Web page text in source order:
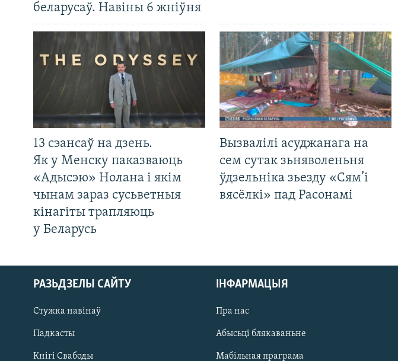
беларусаў. Навіны 6 жніўня
13 сэансаў на дзень.
Як у Менску паказваюць
«Адысэю» Нолана і якім
чынам зараз сусьветныя
кінагіты трапляюць
у Беларусь
Вызвалілі асуджанага на
сем сутак зьняволеньня
ўдзельніка зьезду «Сям’і
вясёлкі» пад Расонамі
РАЗЬДЗЕЛЫ САЙТУ
Стужка навінаў
Падкасты
Кнігі Свабоды
ІНФАРМАЦЫЯ
Пра нас
Абысьці блякаваньне
Мабільная праграма